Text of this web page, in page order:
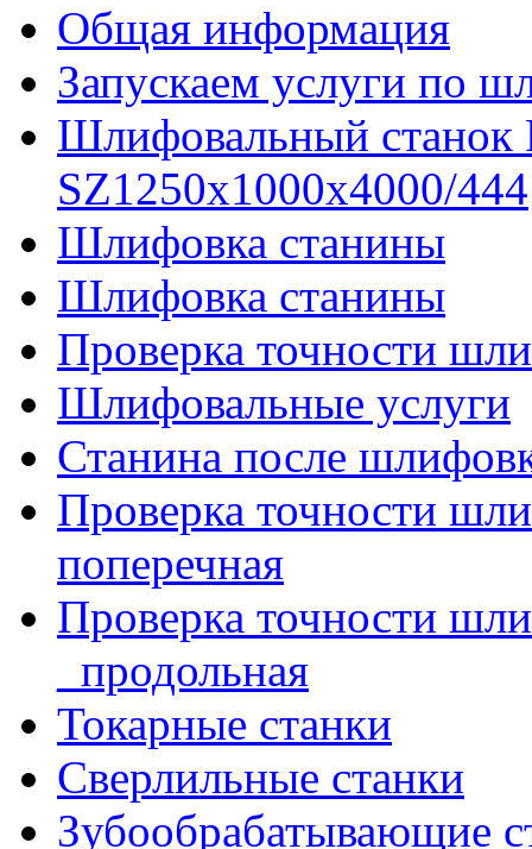
Общая информация
Запускаем услуги по
Шлифовальный
SZ1250x1000x4000/444
Шлифовка станины
Шлифовка станины
Проверка точности
Шлифовальные услуги
Станина после
Проверка точности
поперечная
Проверка точности
_продольная
Токарные станки
Сверлильные станки
Зубообрабатывающие